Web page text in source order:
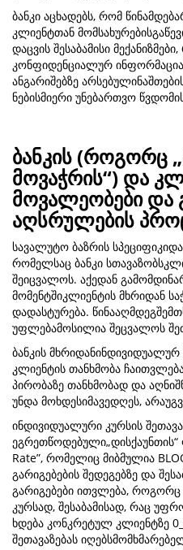
ბანკი აცხადებს, რომ
კლიენტთან
დაცვის შესაბამისი
კონფიდენციალურ
ანგარიშებზე
ნებისმიერი უნებართვო
ბანკის (როგორც
მოვაჭრის“) და
მოვალეობები და
აღსრულების
სავალუტო ბაზრის
რომელსაც ბანკი
შეიცვალოს. აქედან
მომენტშიკლიენტის მხრიდან
დადასტურება.
უფლებამოსილია შეცვალოს
ბანკის
კლიენტის თანხმობა
პირობაზე თანხმობად და
უნდა მოხდესიმავედღეს,
ინდივიდუალური კურსის
ეგრეთწოდებული„დისქაუნთის“
Rate”, რომელიც მიბმულია
გარიგებების შედეგებზე და
გარიგებები ითვლება,
კურსად, შესაბამისად, რაც
ხდება კონკრეტულ კლიენტზე
შეთავაზებას